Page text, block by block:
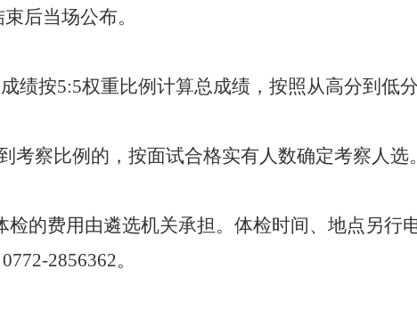
后当场公布。
绩按5:5权重比例计算总成绩，按照从高分到低
考察比例的，按面试合格实有人数确定考察人选。
的费用由遴选机关承担。体检时间、地点另行
0772-2856362。